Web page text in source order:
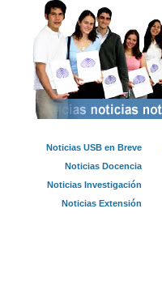
Noticias USB en Breve
Noticias Docencia
Noticias Investigación
Noticias Extensión